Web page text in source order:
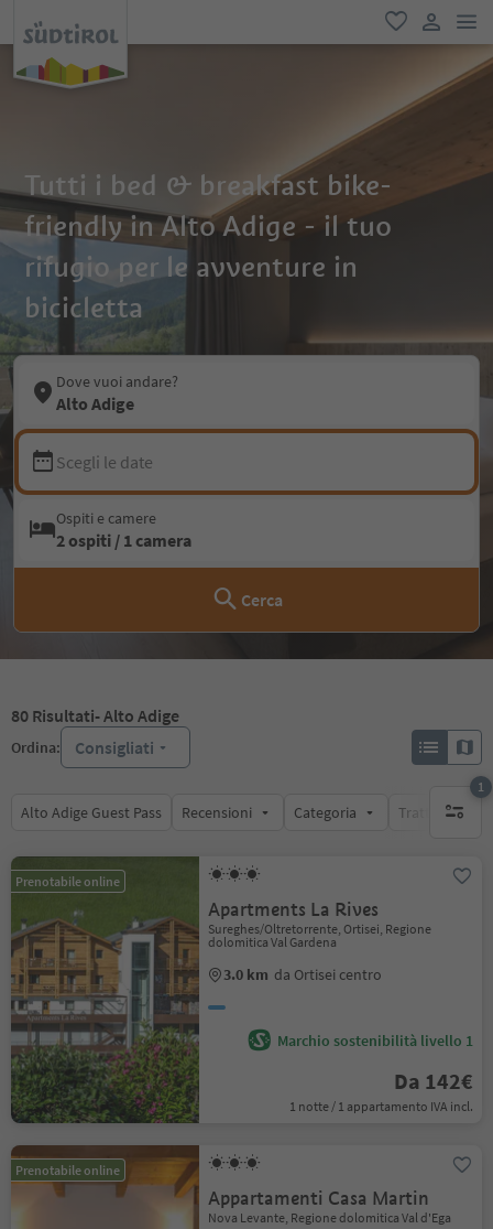
favoriti
user link
Tutti i bed & breakfast bike-
friendly in Alto Adige - il tuo
rifugio per le avventure in
bicicletta
Dove vuoi andare?
Alto Adige
Scegli le date
Ospiti e camere
2 ospiti / 1 camera
Cerca
80 Risultati- Alto Adige
Ordina: Consigliati
Alto Adige Guest Pass Recensioni Categoria Trattamento
1
1 filtro
Prenotabile online
Apartments La Rives
Sureghes/Oltretorrente, Ortisei, Regione
dolomitica Val Gardena
3.0 km da Ortisei centro
Marchio sostenibilità livello 1
Da 142€
1 notte / 1 appartamento IVA incl.
Prenotabile online
Appartamenti Casa Martin
Nova Levante, Regione dolomitica Val d'Ega